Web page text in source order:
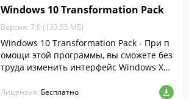
Windows 10 Transformation Pack
Версия: 7.0 (133.55 МБ)
Windows 10 Transformation Pack - При п
омощи этой программы, вы сможете без
труда изменить интерфейс Windows XP,
нтерфейс десятки.
Лицензия: Бесплатно